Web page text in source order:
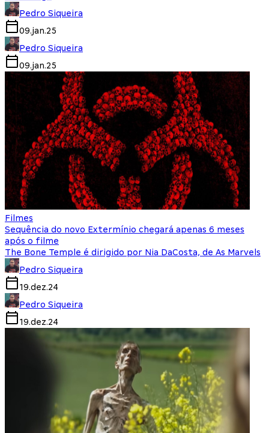
Pedro Siqueira
09.jan.25
Pedro Siqueira
09.jan.25
Filmes
Sequência do novo Extermínio chegará apenas 6 meses
após o filme
The Bone Temple é dirigido por Nia DaCosta, de As Marvels
Pedro Siqueira
19.dez.24
Pedro Siqueira
19.dez.24